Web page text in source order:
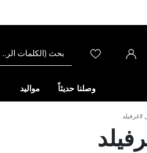
وصلنا حديثاً مواليد
لاغرفيلد